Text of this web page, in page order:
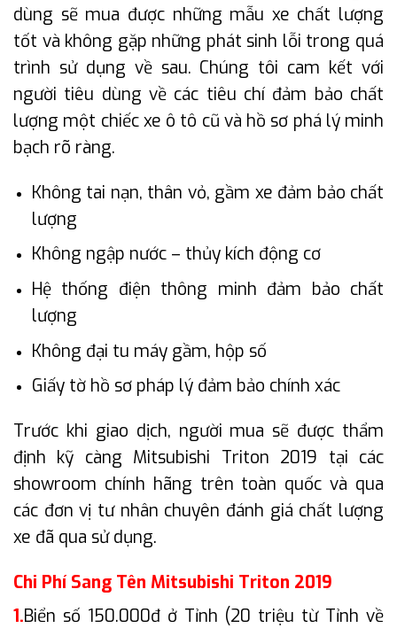
dùng sẽ mua được những mẫu xe chất lượng
tốt và không gặp những phát sinh lỗi trong quá
trình sử dụng về sau. Chúng tôi cam kết với
người tiêu dùng về các tiêu chí đảm bảo chất
lượng một chiếc xe ô tô cũ và hồ sơ phá lý minh
bạch rõ ràng.
Không tai nạn, thân vỏ, gầm xe đảm bảo chất
lượng
Không ngập nước – thủy kích động cơ
Hệ thống điện thông minh đảm bảo chất
lượng
Không đại tu máy gầm, hộp số
Giấy tờ hồ sơ pháp lý đảm bảo chính xác
Trước khi giao dịch, người mua sẽ được thẩm
định kỹ càng Mitsubishi Triton 2019 tại các
showroom chính hãng trên toàn quốc và qua
các đơn vị tư nhân chuyên đánh giá chất lượng
xe đã qua sử dụng.
Chi Phí Sang Tên Mitsubishi Triton 2019
1.Biển số 150.000đ ở Tỉnh (20 triệu từ Tỉnh về